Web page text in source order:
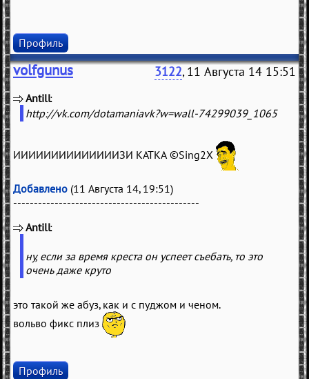
Профиль
volfgunus 3122, 11 Августа 14 15:51
Antill
http://vk.com/dotamaniavk?w=wall-74299039_1065
ИИИИИИИИИИИИИИЗИ КАТКА ©Sing2X
Добавлено (11 Августа 14, 19:51)
---------------------------------------------
Antill
ну, если за время креста он успеет съебать, то это
очень даже круто
это такой же абуз, как и с пуджом и ченом.
вольво фикс плиз
Профиль